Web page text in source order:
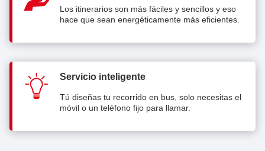
Los itinerarios son más fáciles y sencillos y eso
hace que sean energéticamente más eficientes.
Servicio inteligente
Tú diseñas tu recorrido en bus, solo necesitas el
móvil o un teléfono fijo para llamar.